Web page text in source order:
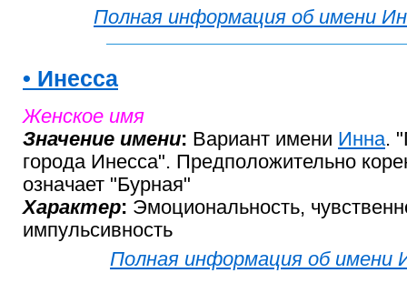
Полная информация об имени
• Инесса
Женское имя
Значение имени: Вариант имени Инна.
города Инесса". Предположительно
означает "Бурная"
Характер: Эмоциональность,
импульсивность
Полная информация об имени